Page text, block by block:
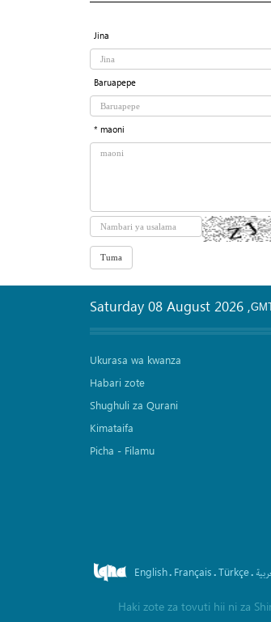
Jina
Baruapepe
* maoni
Saturday 08 August 2026 ,
Ukurasa wa kwanza
Habari zote
Shughuli za Qurani
Kimataifa
Picha‎ - Filamu‎
English. Français.Türkçe.
Haki zote za tovuti hii ni za